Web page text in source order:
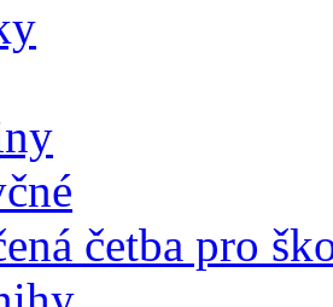
četba pro